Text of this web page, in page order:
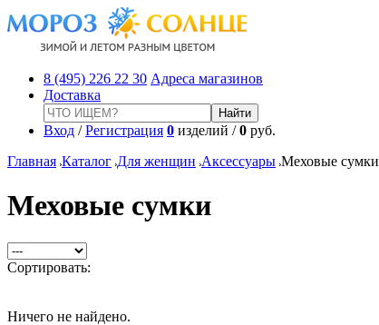
8 (495) 226 22 30 Адреса магазинов
Доставка
Вход /Регистрация 0 изделий /0 руб.
Главная Каталог Для женщин Аксессуары Меховые сумки
Меховые сумки
Сортировать:
Ничего не найдено.